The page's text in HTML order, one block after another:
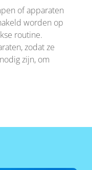
of apparaten
worden op
routine.
zodat ze
zijn, om